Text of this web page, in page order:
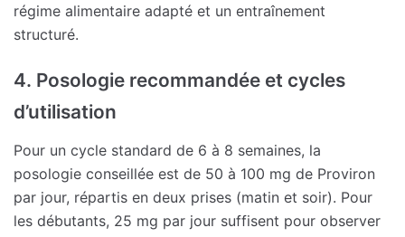
régime alimentaire adapté et un entraînement
structuré.
4. Posologie recommandée et cycles
d’utilisation
Pour un cycle standard de 6 à 8 semaines, la
posologie conseillée est de 50 à 100 mg de Proviron
par jour, répartis en deux prises (matin et soir). Pour
les débutants, 25 mg par jour suffisent pour observer